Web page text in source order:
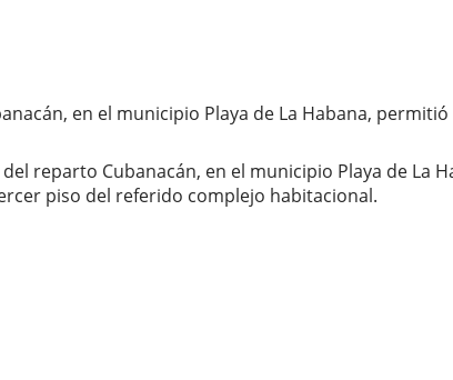
en el municipio Playa de La Habana,
reparto Cubanacán, en el municipio Playa de
piso del referido complejo habitacional.